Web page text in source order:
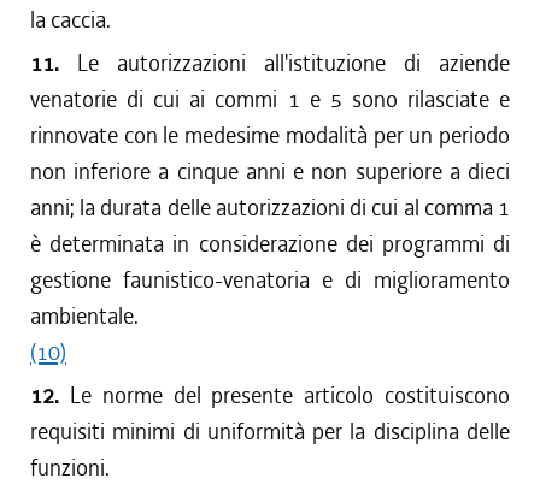
la caccia.
11. Le autorizzazioni all'istituzione di aziende
venatorie di cui ai commi 1 e 5 sono rilasciate e
rinnovate con le medesime modalità per un periodo
non inferiore a cinque anni e non superiore a dieci
anni; la durata delle autorizzazioni di cui al comma 1
è determinata in considerazione dei programmi di
gestione faunistico-venatoria e di miglioramento
ambientale.
(10)
12. Le norme del presente articolo costituiscono
requisiti minimi di uniformità per la disciplina delle
funzioni.